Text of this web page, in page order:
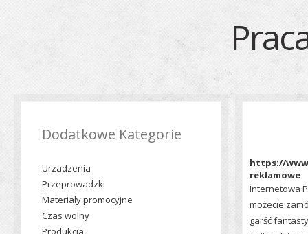
Dodatkowe Kategorie
Urzadzenia
Przeprowadzki
Materialy promocyjne
Czas wolny
Produkcja
https://
reklamowe
Internetowa
możecie
garść